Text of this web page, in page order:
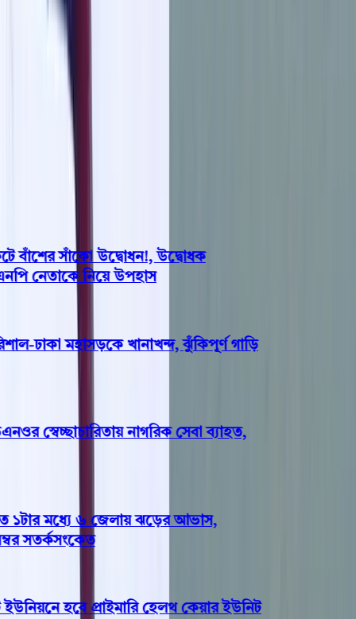
পিরোজপুর
খেলাধুলা
বিনোদন
জাতীয়
Open menu
সাঁকো উদ্বোধন!, উদ্বোধক
নেতাকে নিয়ে উপহাস
ঢাকা মহাসড়কে খানাখন্দ, ঝুঁকিপূর্ণ গাড়ি
স্বেচ্ছাচারিতায় নাগরিক সেবা ব্যাহত,
মধ্যে ৬ জেলায় ঝড়ের আভাস,
সতর্কসংকেত
হবে প্রাইমারি হেলথ কেয়ার ইউনিট